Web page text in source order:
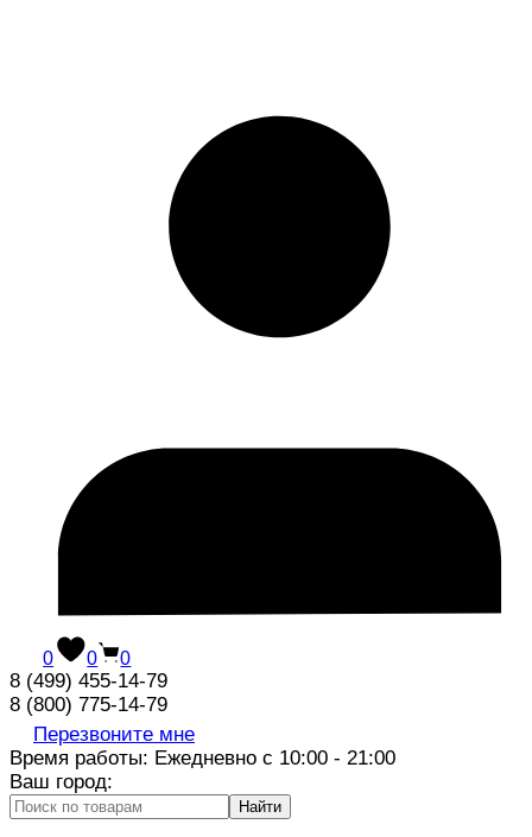
0 0 0
8 (499) 455-14-79
8 (800) 775-14-79
Перезвоните мне
Время работы: Ежедневно с 10:00 - 21:00
Ваш город:
Найти